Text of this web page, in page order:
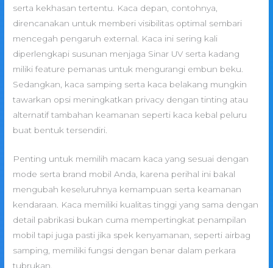
serta kekhasan tertentu. Kaca depan, contohnya,
direncanakan untuk memberi visibilitas optimal sembari
mencegah pengaruh external. Kaca ini sering kali
diperlengkapi susunan menjaga Sinar UV serta kadang
miliki feature pemanas untuk mengurangi embun beku.
Sedangkan, kaca samping serta kaca belakang mungkin
tawarkan opsi meningkatkan privacy dengan tinting atau
alternatif tambahan keamanan seperti kaca kebal peluru
buat bentuk tersendiri.
Penting untuk memilih macam kaca yang sesuai dengan
mode serta brand mobil Anda, karena perihal ini bakal
mengubah keseluruhnya kemampuan serta keamanan
kendaraan. Kaca memiliki kualitas tinggi yang sama dengan
detail pabrikasi bukan cuma mempertingkat penampilan
mobil tapi juga pasti jika spek kenyamanan, seperti airbag
samping, memiliki fungsi dengan benar dalam perkara
tubrukan.